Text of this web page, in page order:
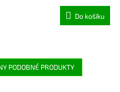
Do košíku
PODOBNÉ PRODUKTY